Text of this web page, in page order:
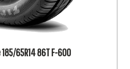
65R14 86T F-600